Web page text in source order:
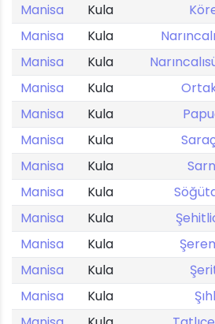
Manisa
Kula
Manisa
Kula
Manisa
Kula
Manisa
Kula
Manisa
Kula
Manisa
Kula
Manisa
Kula
Manisa
Kula
Manisa
Kula
Manisa
Kula
Manisa
Kula
Manisa
Kula